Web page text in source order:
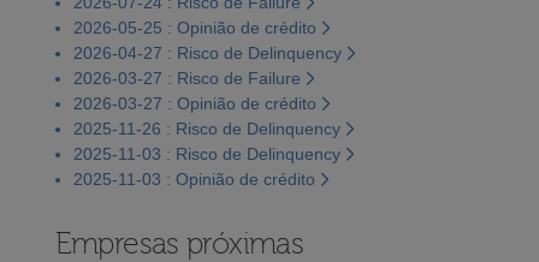
2026-05-25 : Opinião de crédito
2026-04-27 : Risco de Delinquency
2026-03-27 : Risco de Failure
2026-03-27 : Opinião de crédito
2025-11-26 : Risco de Delinquency
2025-11-03 : Risco de Delinquency
2025-11-03 : Opinião de crédito
Empresas próximas